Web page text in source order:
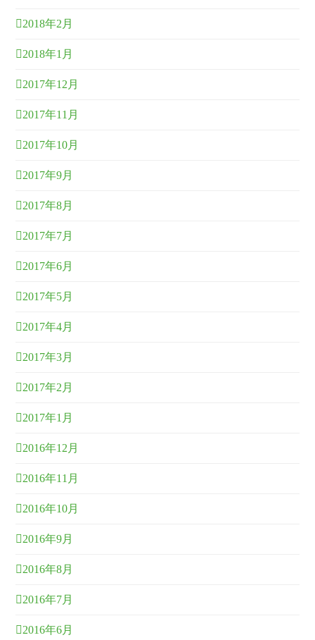
2018年2月
2018年1月
2017年12月
2017年11月
2017年10月
2017年9月
2017年8月
2017年7月
2017年6月
2017年5月
2017年4月
2017年3月
2017年2月
2017年1月
2016年12月
2016年11月
2016年10月
2016年9月
2016年8月
2016年7月
2016年6月